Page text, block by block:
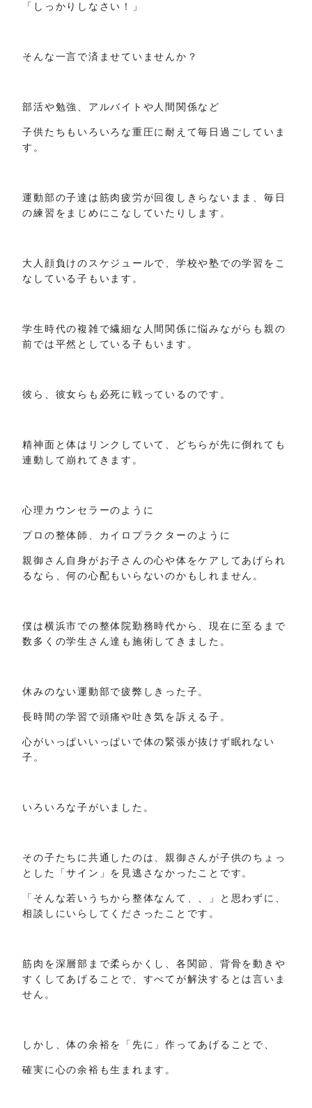
「しっかりしなさい！」
そんな一言で済ませていませんか？
部活や勉強、アルバイトや人間関係など
子供たちもいろいろな重圧に耐えて毎日過ごしていま
す。
運動部の子達は筋肉疲労が回復しきらないまま、毎日
の練習をまじめにこなしていたりします。
大人顔負けのスケジュールで、学校や塾での学習をこ
なしている子もいます。
学生時代の複雑で繊細な人間関係に悩みながらも親の
前では平然としている子もいます。
彼ら、彼女らも必死に戦っているのです。
精神面と体はリンクしていて、どちらが先に倒れても
連動して崩れてきます。
心理カウンセラーのように
プロの整体師、カイロプラクターのように
親御さん自身がお子さんの心や体をケアしてあげられ
るなら、何の心配もいらないのかもしれません。
僕は横浜市での整体院勤務時代から、現在に至るまで
数多くの学生さん達も施術してきました。
休みのない運動部で疲弊しきった子。
長時間の学習で頭痛や吐き気を訴える子。
心がいっぱいいっぱいで体の緊張が抜けず眠れない
子。
いろいろな子がいました。
その子たちに共通したのは、親御さんが子供のちょっ
とした「サイン」を見逃さなかったことです。
「そんな若いうちから整体なんて、、」と思わずに、
相談しにいらしてくださったことです。
筋肉を深層部まで柔らかくし、各関節、背骨を動きや
すくしてあげることで、すべてが解決するとは言いま
せん。
しかし、体の余裕を「先に」作ってあげることで、
確実に心の余裕も生まれます。